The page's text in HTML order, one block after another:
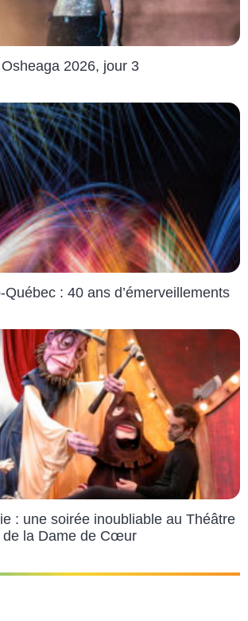
Osheaga 2026, jour 3
: 40 ans d’émerveillements
: une soirée inoubliable au Théâtre
de la Dame de Cœur